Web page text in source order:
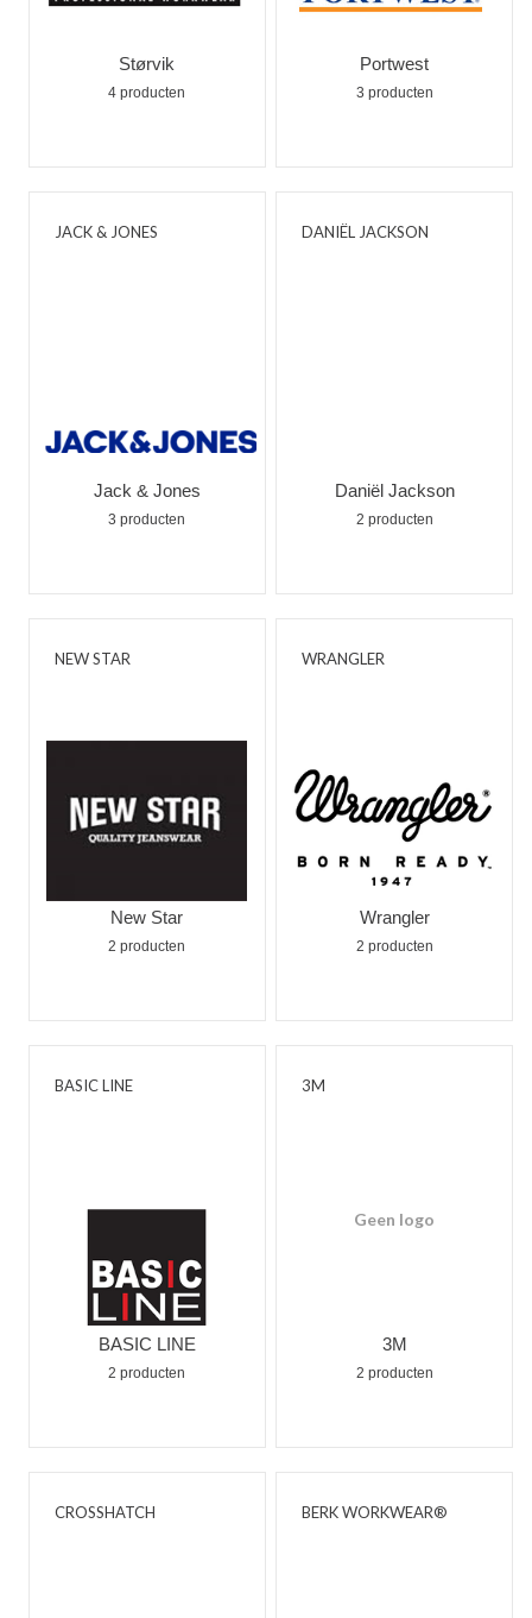
Størvik
4 producten
Portwest
3 producten
JACK & JONES
Jack & Jones
3 producten
DANIËL JACKSON
Daniël Jackson
2 producten
NEW STAR
New Star
2 producten
WRANGLER
Wrangler
2 producten
BASIC LINE
BASIC LINE
2 producten
3M
Geen logo
3M
2 producten
CROSSHATCH BERK WORKWEAR®